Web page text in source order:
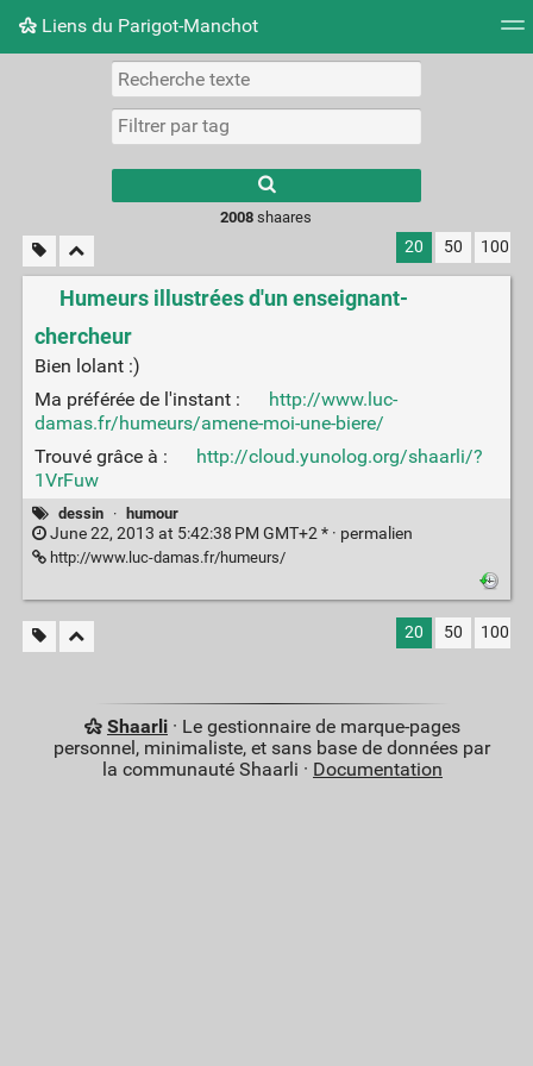
Liens du Parigot-Manchot
Nuage de tags Mur d'images
2008 shaares
20 50 100
Humeurs illustrées d'un enseignant-
chercheur
Bien lolant :)
Ma préférée de l'instant :
http://www.luc-
damas.fr/humeurs/amene-moi-une-biere/
Trouvé grâce à :
http://cloud.yunolog.org/shaarli/?
1VrFuw
dessin · humour
June 22, 2013 at 5:42:38 PM GMT+2 * · permalien
http://www.luc-damas.fr/humeurs/
20 50 100
Shaarli· Le gestionnaire de marque-pages
personnel, minimaliste, et sans base de données par
la communauté Shaarli · Documentation